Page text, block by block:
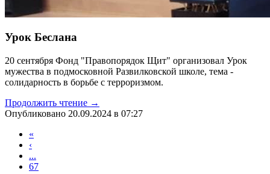
Урок Беслана
20 сентября Фонд "Правопорядок Щит" организовал Урок
мужества в подмосковной Развилковской школе, тема -
солидарность в борьбе с терроризмом.
Продолжить чтение →
Опубликовано 20.09.2024 в 07:27
«
‹
...
67